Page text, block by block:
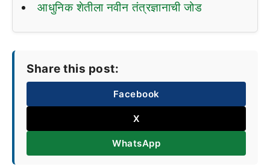
आधुनिक शेतीला नवीन तंत्रज्ञानाची जोड
Share this post:
Facebook
X
WhatsApp